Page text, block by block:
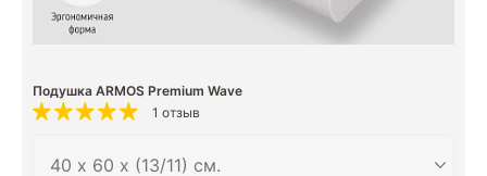
Подушка ARMOS Premium Wave
1 отзыв